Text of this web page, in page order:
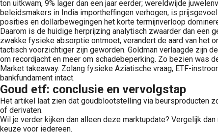
ton uitkwam, 9% lager dan een jaar eerder; wereldwijde
beleidsmakers in India importheffingen verhogen, is
posities en dollarbewegingen het korte termijnverloop
Daarom is de huidige herprijzing analytisch zwaarder dan een
zwakke fysieke absorptie ontmoet, verandert de aard van het
tactisch voorzichtiger zijn geworden. Goldman verlaagde zijn
om recordjacht en meer om schadebeperking. Zo bezien was
Market takeaway. Zolang fysieke Aziatische vraag, ETF-
bankfundament intact.
Goud etf: conclusie en vervolgstap
Het artikel laat zien dat goudblootstelling via beursproducten
of derivaten.
Wil je verder kijken dan alleen deze marktupdate? Vergelijk
keuze voor iedereen.